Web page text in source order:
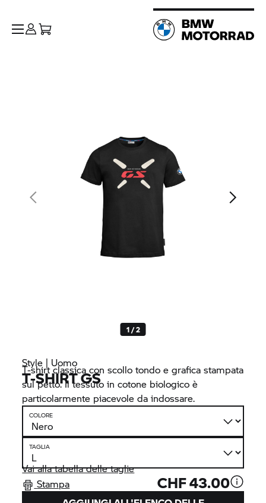
1 / 2
Style | Uomo
T-SHIRT GS
T-shirt classica con scollo tondo e grafica stampata
sul petto. Il tessuto in cotone biologico è
particolarmente piacevole da indossare.
COLORE
TAGLIA
Vai alla tabella delle taglie
Stampa
CHF 43.00